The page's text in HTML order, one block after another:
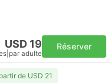
USD 19
par adulte
Réserver
de USD 21